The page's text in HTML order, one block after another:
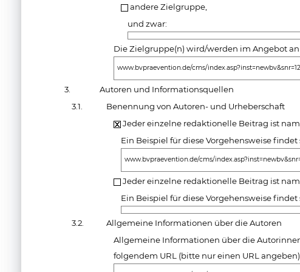
andere Zielgruppe,
und zwar:
Die Zielgruppe(n) wird/werden im Angebot
www.bvpraevention.de/cms/
3.
Autoren und Informationsquellen
3.1.
Benennung von Autoren- und Urheberschaft
Jeder einzelne redaktionelle Beitrag ist
Ein Beispiel für diese Vorgehensweise
www.bvpraevention.de/cms/
Jeder einzelne redaktionelle Beitrag ist
Ein Beispiel für diese Vorgehensweise
3.2.
Allgemeine Informationen über die Autoren
Allgemeine Informationen über die
folgendem URL (bitte nur einen URL angeben)